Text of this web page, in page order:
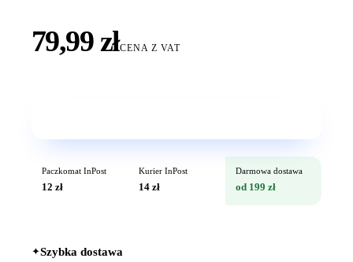
79,99 złCENA Z VAT
Paczkomat InPost
12 zł
Kurier InPost
14 zł
Darmowa dostawa
od 199 zł
✦Szybka dostawa